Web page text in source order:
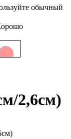
обычный
2,6см)